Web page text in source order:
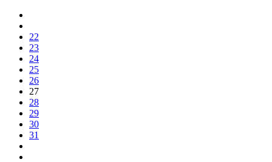
22
23
24
25
26
27
28
29
30
31